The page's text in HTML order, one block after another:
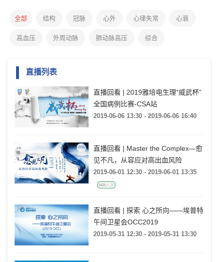
全部 结构 冠脉 心外 心律失常 心衰
高血压 外周动脉 肺动脉高压 综合
直播列表
直播回看 | 2019雅培电生理“威武杯”
全国病例比赛-CSA站
2019-06-06 13:30 - 2019-06-06 16:40
直播回看 | Master the Complex—愈
见不凡，从容应对高出血风险
2019-06-01 12:30 - 2019-06-01 13:35
3420人次
直播回看 | 探索 心之所向——埃普特
午间卫星会OCC2019
2019-05-31 12:30 - 2019-05-31 13:30